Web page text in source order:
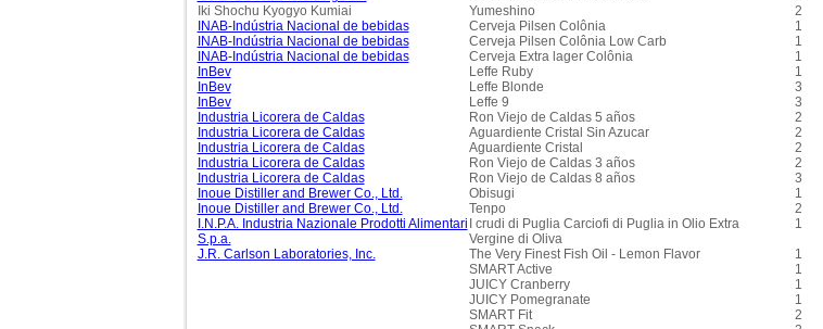
Iki Shochu Kyogyo Kumiai
Yumeshino 2
INAB-Indústria Nacional de bebidas
Cerveja Pilsen Colônia 1
INAB-Indústria Nacional de bebidas
Cerveja Pilsen Colônia Low Carb 1
INAB-Indústria Nacional de bebidas
Cerveja Extra lager Colônia 1
InBev
Leffe Ruby 1
InBev
Leffe Blonde 3
InBev
Leffe 9 3
Industria Licorera de Caldas
Ron Viejo de Caldas 5 años 2
Industria Licorera de Caldas
Aguardiente Cristal Sin Azucar 2
Industria Licorera de Caldas
Aguardiente Cristal 2
Industria Licorera de Caldas
Ron Viejo de Caldas 3 años 2
Industria Licorera de Caldas
Ron Viejo de Caldas 8 años 3
Inoue Distiller and Brewer Co., Ltd.
Obisugi 1
Inoue Distiller and Brewer Co., Ltd.
Tenpo 2
I.N.P.A. Industria Nazionale Prodotti Alimentari
S.p.a.
I crudi di Puglia Carciofi di Puglia in Olio Extra
Vergine di Oliva
1
J.R. Carlson Laboratories, Inc.
The Very Finest Fish Oil - Lemon Flavor 1
SMART Active
1
JUICY Cranberry
1
JUICY Pomegranate
1
SMART Fit
2